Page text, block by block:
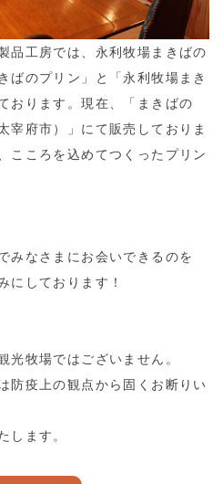
品工房では、永利牧場まきばの
ばのプリン」と「永利牧場まき
おります。現在、「まきばの
宰府市）」にて販売しておりま
こころを込めてつくったプリン
みなさまにお会いできるのを
にしております！
光牧場ではございません。
防疫上の観点から固くお断りい
します。